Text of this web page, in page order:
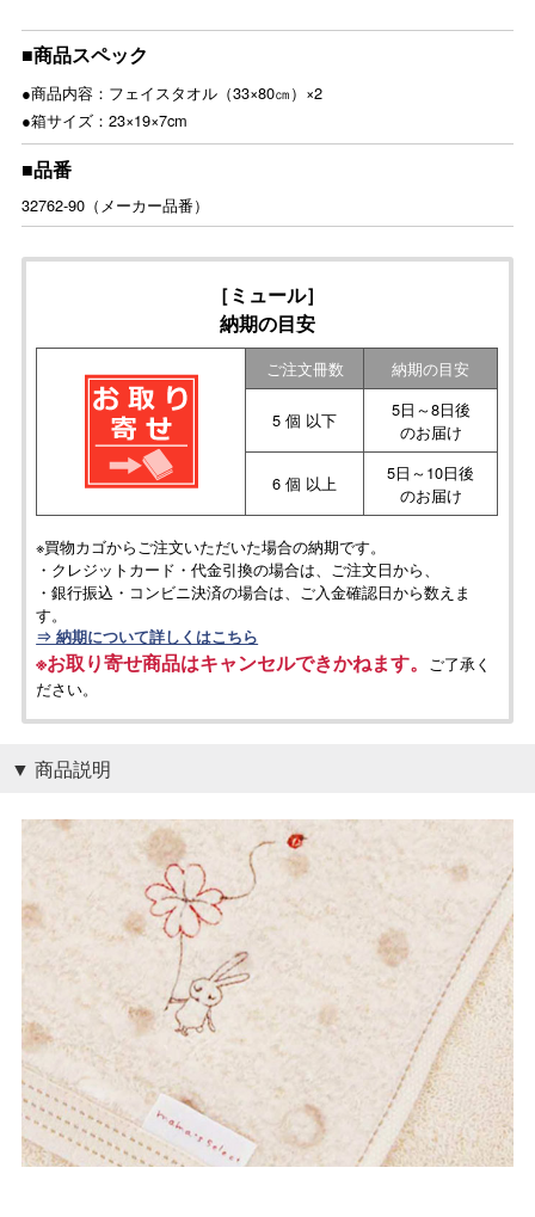
■商品スペック
●商品内容：フェイスタオル（33×80㎝）×2
●箱サイズ：23×19×7cm
■品番
32762-90（メーカー品番）
［ミュール］
納期の目安
ご注文冊数 納期の目安
5 個 以下
5日～8日後
のお届け
6 個 以上
5日～10日後
のお届け
※買物カゴからご注文いただいた場合の納期です。
・クレジットカード・代金引換の場合は、ご注文日から、
・銀行振込・コンビニ決済の場合は、ご入金確認日から数えま
す。
⇒ 納期について詳しくはこちら
※お取り寄せ商品はキャンセルできかねます。
ご了承く
ださい。
商品説明